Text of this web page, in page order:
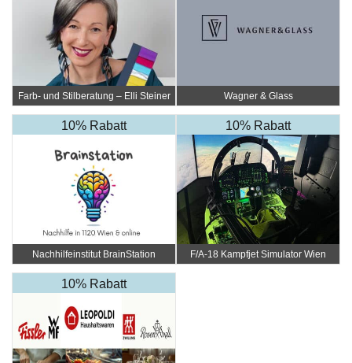
Farb- und Stilberatung – Elli Steiner Wagner & Glass
10% Rabatt
Nachhilfeinstitut BrainStation
10% Rabatt
F/A-18 Kampfjet Simulator Wien
10% Rabatt